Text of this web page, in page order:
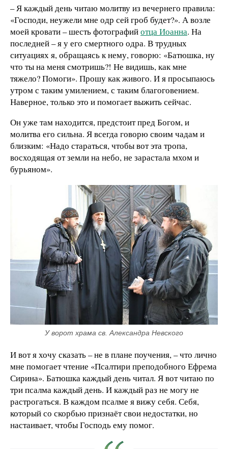
– Я каждый день читаю молитву из вечернего правила:
«Господи, неужели мне одр сей гроб будет?». А возле
моей кровати – шесть фотографийотца Иоанна. На
последней – я у его смертного одра. В трудных
ситуациях я, обращаясь к нему, говорю: «Батюшка, ну
что ты на меня смотришь?! Не видишь, как мне
тяжело? Помоги». Прошу как живого. И я просыпаюсь
утром с таким умилением, с таким благоговением.
Наверное, только это и помогает выжить сейчас.
Он уже там находится, предстоит пред Богом, и
молитва его сильна. Я всегда говорю своим чадам и
близким: «Надо стараться, чтобы вот эта тропа,
восходящая от земли на небо, не зарастала мхом и
бурьяном».
У ворот храма св. Александра Невского
И вот я хочу сказать – не в плане поучения, – что лично
мне помогает чтение «Псалтири преподобного Ефрема
Сирина». Батюшка каждый день читал. Я вот читаю по
три псалма каждый день. И каждый раз не могу не
растрогаться. В каждом псалме я вижу себя. Себя,
который со скорбью признаёт свои недостатки, но
настаивает, чтобы Господь ему помог.